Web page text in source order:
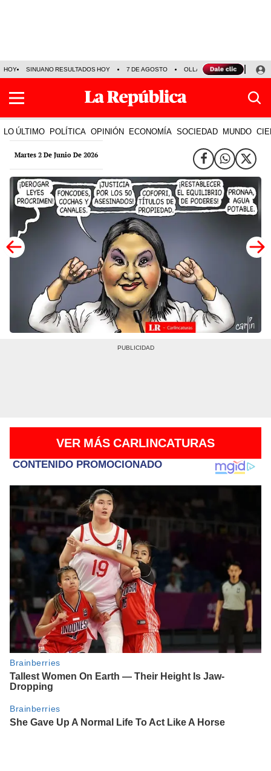
HOY SINUANO RESULTADOS HOY 7 DE AGOSTO OLLANTA HUMALA
LO ÚLTIMO POLÍTICA OPINIÓN ECONOMÍA SOCIEDAD MUNDO
Martes 2 De Junio De 2026
VER MÁS CARLINCATURAS